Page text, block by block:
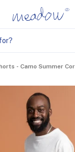
- Camo Summer